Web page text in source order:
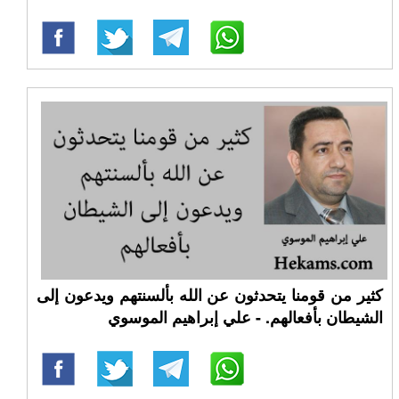
كثير من قومنا يتحدثون عن الله بألسنتهم ويدعون إلى
الشيطان بأفعالهم. - علي إبراهيم الموسوي